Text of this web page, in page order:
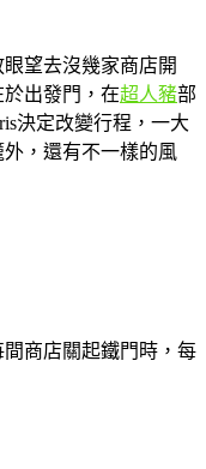
望去沒幾家商店開
出發門，在超人豬部
決定改變行程，一大
，還有不一樣的風
商店關起鐵門時，每